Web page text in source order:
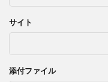
サイト
添付ファイル